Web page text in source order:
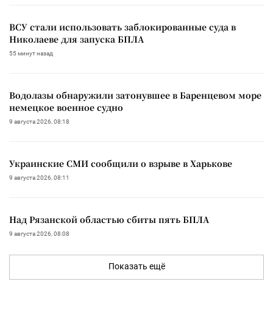
ВСУ стали использовать заблокированные суда в
Николаеве для запуска БПЛА
55 минут назад
Водолазы обнаружили затонувшее в Баренцевом море
немецкое военное судно
9 августа 2026, 08:18
Украинские СМИ сообщили о взрыве в Харькове
9 августа 2026, 08:11
Над Рязанской областью сбиты пять БПЛА
9 августа 2026, 08:08
Показать ещё